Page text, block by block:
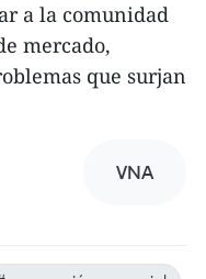
a la comunidad
mercado,
que surjan
VNA